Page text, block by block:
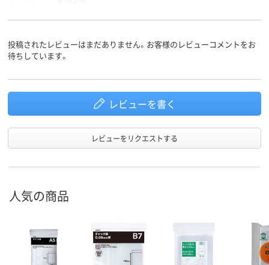
アスクル
スコア
投稿されたレビューはまだありません。お客様のレビューコメントをお
待ちしています。
レビューを書く
レビューをリクエストする
人気の商品